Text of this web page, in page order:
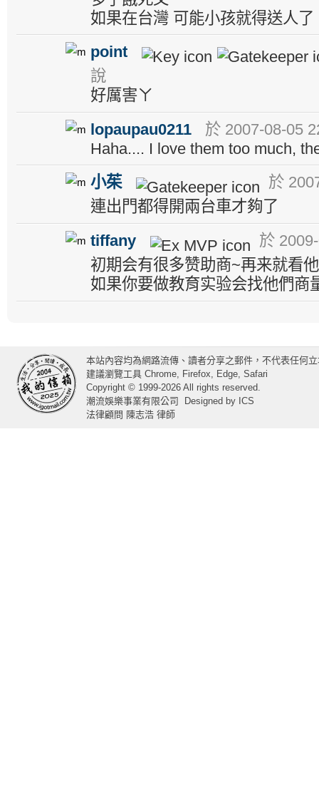
如果在台灣 可能小孩就得送人了
point
說
好厲害ㄚ
lopaupau0211
於 2007-08-05
Haha.... I love them too much,
小茱
於
連出門都得開兩台車才夠了
tiffany
於
初期会有很多赞助商~再来就看
如果你要做教育实验会找他們商
本站內容均為網路流傳、讀者分享之郵件，不代表任何
建議瀏覽工具 Chrome, Firefox, Edge, Safari
Copyright © 1999-2026 All rights reserved.
潮流娛樂事業有限公司
Designed by ICS
法律顧問 陳志浩 律師